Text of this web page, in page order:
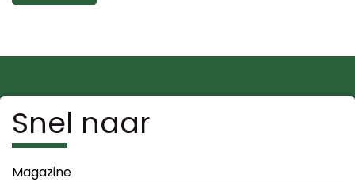
Snel naar
Magazine